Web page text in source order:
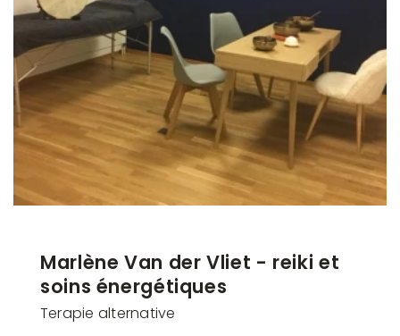
Marlène Van der Vliet - reiki et
soins énergétiques
Terapie alternative